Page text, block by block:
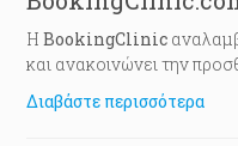
ΗBookingClinic
και ανακοινώνει την
και Ψυχοκοινωνικής
οποία δημιουργήθηκε από
Διαβάστε περισσότερα